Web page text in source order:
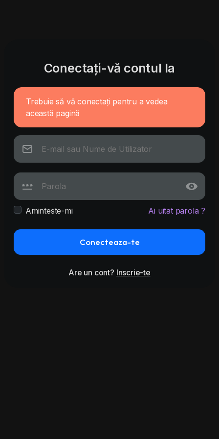
Conectați-vă contul la
Trebuie să vă conectați pentru a vedea
această pagină
Aminteste-mi Ai uitat parola ?
Conecteaza-te
Are un cont? Inscrie-te